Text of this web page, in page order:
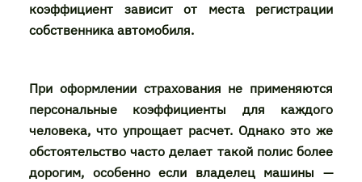
коэффициент зависит от места регистрации
собственника автомобиля.
При оформлении страхования не применяются
персональные коэффициенты для каждого
человека, что упрощает расчет. Однако это же
обстоятельство часто делает такой полис более
дорогим, особенно если владелец машины —